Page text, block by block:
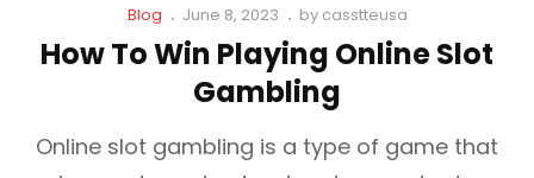
S
C
t
n
Blog
P
o
s
d
June 8, 2023 by casstteusa
How To Win Playing Online Slot
Gambling
Online slot gambling is a type of game that